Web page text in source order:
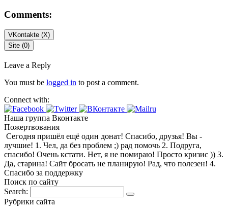
Comments:
VKontakte (X)
Site (0)
Leave a Reply
You must be logged in to post a comment.
Connect with:
Наша группа Вконтакте
Пожертвования
Сегодня пришёл ещё один донат! Спасибо, друзья! Вы -
лучшие! 1. Чел, да без проблем ;) рад помочь 2. Подруга,
спасибо! Очень кстати. Нет, я не помираю! Просто кризис )) 3.
Да, старина! Сайт бросать не планирую! Рад, что полезен! 4.
Спасибо за поддержку
Поиск по сайту
Search:
Рубрики сайта